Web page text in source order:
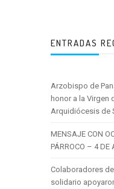
ENTRADAS
Arzobispo de
honor a la Virgen
Arquidiócesis de
MENSAJE CON
PÁRROCO – 4 DE
Colaboradores
solidario